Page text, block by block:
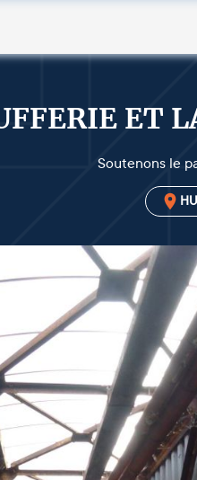
ET
Soutenons le